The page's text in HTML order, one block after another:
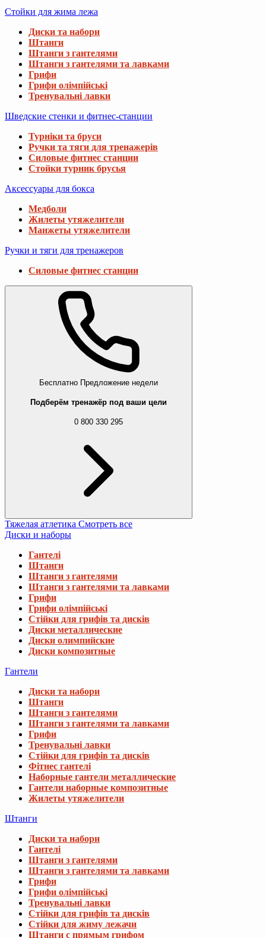
Стойки для жима лежа
Диски та набори
Штанги
Штанги з гантелями
Штанги з гантелями та лавками
Грифи
Грифи олімпійські
Тренувальні лавки
Шведские стенки и фитнес-станции
Турніки та бруси
Ручки та тяги для тренажерів
Силовые фитнес станции
Стойки турник брусья
Аксессуары для бокса
Медболи
Жилеты утяжелители
Манжеты утяжелители
Ручки и тяги для тренажеров
Силовые фитнес станции
Бесплатно Предложение недели
Подберём тренажёр под ваши цели
0 800 330 295
Тяжелая атлетика Смотреть все
Диски и наборы
Гантелі
Штанги
Штанги з гантелями
Штанги з гантелями та лавками
Грифи
Грифи олімпійські
Стійки для грифів та дисків
Диски металлические
Диски олимпийские
Диски композитные
Гантели
Диски та набори
Штанги
Штанги з гантелями
Штанги з гантелями та лавками
Грифи
Тренувальні лавки
Стійки для грифів та дисків
Фітнес гантелі
Наборные гантели металлические
Гантели наборные композитные
Жилеты утяжелители
Штанги
Диски та набори
Гантелі
Штанги з гантелями
Штанги з гантелями та лавками
Грифи
Грифи олімпійські
Тренувальні лавки
Стійки для грифів та дисків
Стійки для жиму лежачи
Штанги с прямым грифом